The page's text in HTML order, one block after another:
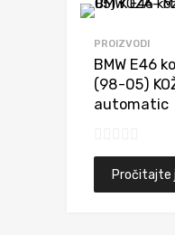
PROIZVODI
BMW E46
(98-05)
automatic
Pročitajte